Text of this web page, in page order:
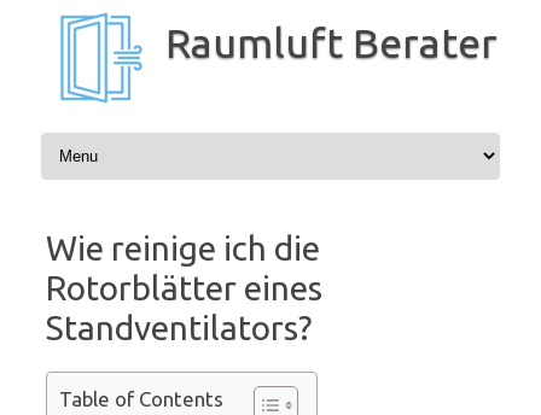
Inhalt
Raumluft Berater
Wie reinige ich die
Rotorblätter eines
Standventilators?
Table of Contents